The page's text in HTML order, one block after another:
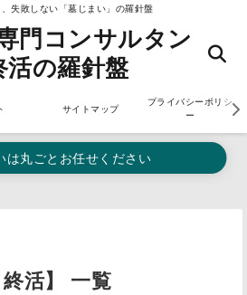
失敗しない「墓じまい」の羅針盤
門コンサルタン
活の羅針盤
サイトマップ
プライバシーポリシ
ー
は丸ごとお任せください
終活】 一覧